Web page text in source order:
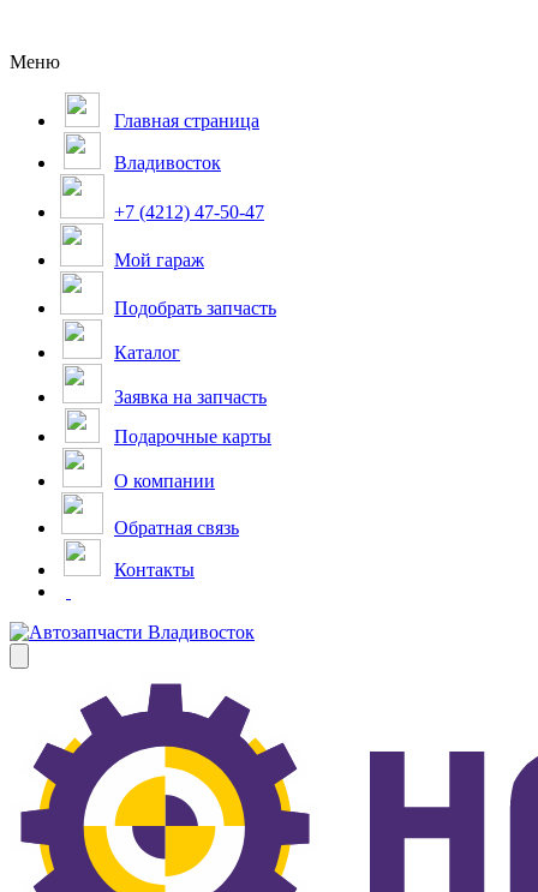
Меню
Главная страница
Владивосток
+7 (4212) 47-50-47
Мой гараж
Подобрать запчасть
Каталог
Заявка на запчасть
Подарочные карты
О компании
Обратная связь
Контакты